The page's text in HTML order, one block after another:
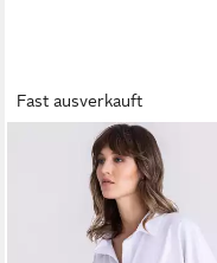
Fast ausverkauft
Klassische Bluse mit
Schleifendetail